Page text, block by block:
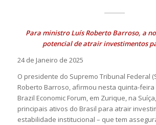
Para ministro Luís Roberto Barroso, a
potencial de atrair investimentos
24 de Janeiro de 2025
O presidente do Supremo Tribunal Federal
Roberto Barroso, afirmou nesta quinta-feira
Brazil Economic Forum, em Zurique, na
principais ativos do Brasil para atrair
estabilidade institucional – que tem